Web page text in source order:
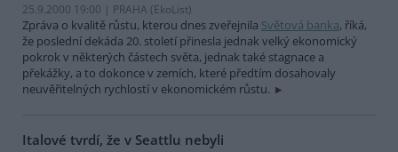
25.9.2000 19:00 | PRAHA (EkoList)
Zpráva o kvalitě růstu, kterou dnes zveřejnila Světová banka, říká,
že poslední dekáda 20. století přinesla jednak velký ekonomický
pokrok v některých částech světa, jednak také stagnace a
překážky, a to dokonce v zemích, které předtím dosahovaly
neuvěřitelných rychlostí v ekonomickém růstu.
Italové tvrdí, že v Seattlu nebyli